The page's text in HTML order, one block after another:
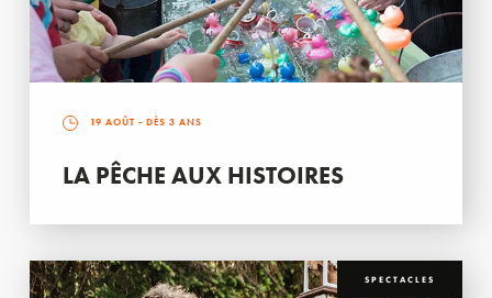
19 AOÛT - DÈS 3 ANS
LA PÊCHE AUX HISTOIRES
SPECTACLES